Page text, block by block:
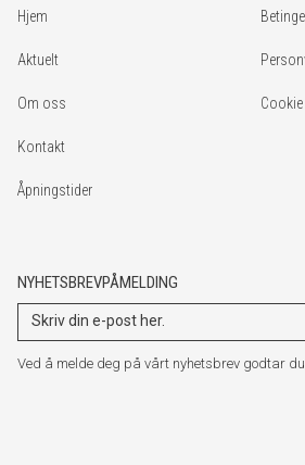
Hjem
Aktuelt
Om oss
Kontakt
Åpningstider
NYHETSBREVPÅMELDING
Ved å melde deg på vårt nyhetsbrev godtar